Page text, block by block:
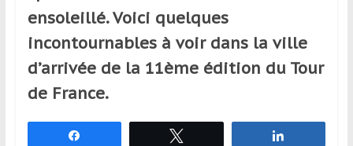
passionnés
ou
simples
spectateurs
sport,
qui
ensoleillé. Voici quelques
incontournables à voir dans la ville
d’arrivée de la 11ème édition du Tour
de France.